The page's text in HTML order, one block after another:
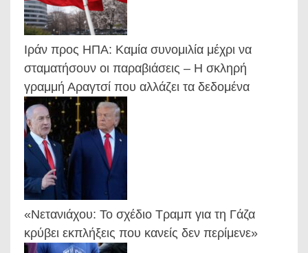
Ιράν προς ΗΠΑ: Καμία συνομιλία μέχρι να
σταματήσουν οι παραβιάσεις – Η σκληρή
γραμμή Αραγτσί που αλλάζει τα δεδομένα
«Νετανιάχου: Το σχέδιο Τραμπ για τη Γάζα
κρύβει εκπλήξεις που κανείς δεν περίμενε»